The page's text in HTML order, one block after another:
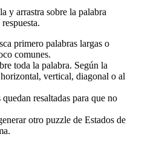
y arrastra sobre la palabra
primero palabras largas o
comunes.
toda la palabra. Según la
vertical, diagonal o al
resaltadas para que no
otro puzzle de Estados de